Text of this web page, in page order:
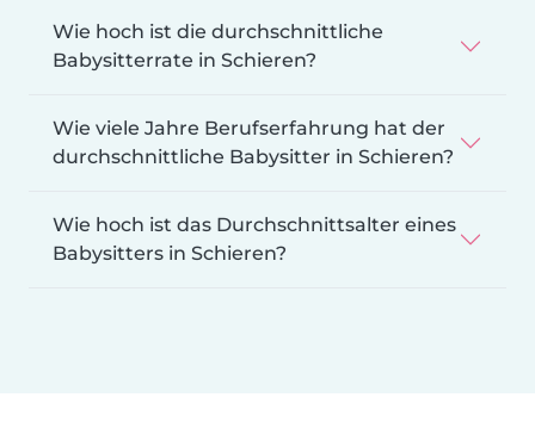
Wie hoch ist die durchschnittliche
Babysitterrate in Schieren?
Wie viele Jahre Berufserfahrung hat der
durchschnittliche Babysitter in Schieren?
Wie hoch ist das Durchschnittsalter eines
Babysitters in Schieren?